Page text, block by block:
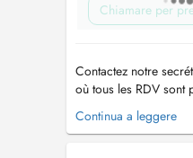
Chiamare per
Contactez notre
où tous les RDV sont
des enfants à partir
Covid uniquement sur
Continua a leggere